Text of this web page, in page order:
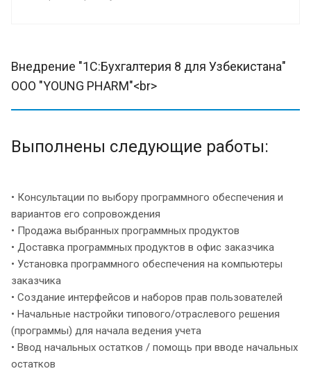
Внедрение "1С:Бухгалтерия 8 для Узбекистана"
OOO "YOUNG PHARM"<br>
Выполнены следующие работы:
• Консультации по выбору программного обеспечения и
вариантов его сопровождения
• Продажа выбранных программных продуктов
• Доставка программных продуктов в офис заказчика
• Установка программного обеспечения на компьютеры
заказчика
• Создание интерфейсов и наборов прав пользователей
• Начальные настройки типового/отраслевого решения
(программы) для начала ведения учета
• Ввод начальных остатков / помощь при вводе начальных
остатков